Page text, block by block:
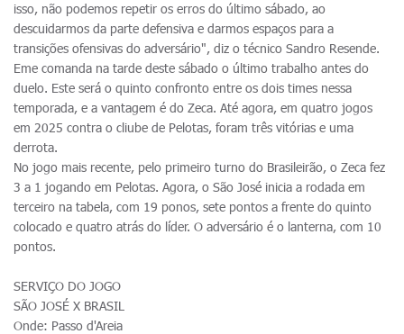
isso, não podemos repetir os erros do último sábado, ao
descuidarmos da parte defensiva e darmos espaços para a
transições ofensivas do adversário", diz o técnico Sandro Resende.
Eme comanda na tarde deste sábado o último trabalho antes do
duelo. Este será o quinto confronto entre os dois times nessa
temporada, e a vantagem é do Zeca. Até agora, em quatro jogos
em 2025 contra o cliube de Pelotas, foram três vitórias e uma
derrota.
No jogo mais recente, pelo primeiro turno do Brasileirão, o Zeca fez
3 a 1 jogando em Pelotas. Agora, o São José inicia a rodada em
terceiro na tabela, com 19 ponos, sete pontos a frente do quinto
colocado e quatro atrás do líder. O adversário é o lanterna, com 10
pontos.
SERVIÇO DO JOGO
SÃO JOSÉ X BRASIL
Onde: Passo d'Areia